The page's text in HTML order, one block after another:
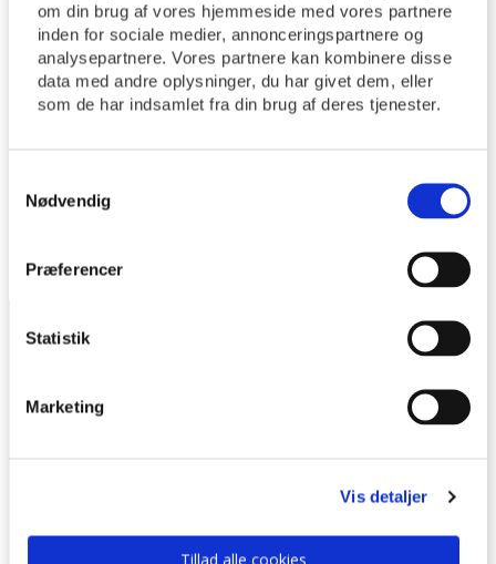
om din brug af vores hjemmeside med vores partnere
inden for sociale medier, annonceringspartnere og
analysepartnere. Vores partnere kan kombinere disse
data med andre oplysninger, du har givet dem, eller
som de har indsamlet fra din brug af deres tjenester.
Nødvendig
Præferencer
Statistik
Marketing
Vis detaljer
Tillad alle cookies
Kirkelig velsignelse
Tabt og fundet
Konfirmation
Minikonfirmand
Personregistrering
tilmelde dig vores